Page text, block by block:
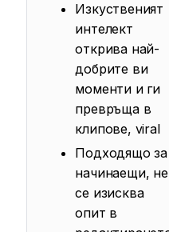
Изкуственият
интелект
открива най-
добрите ви
моменти и ги
превръща в
клипове, viral
Подходящо за
начинаещи, не
се изисква
опит в